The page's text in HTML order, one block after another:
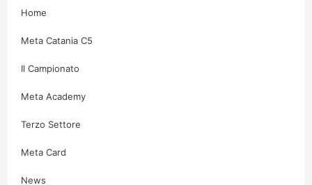
Home
Meta Catania C5
Il Campionato
Meta Academy
Terzo Settore
Meta Card
News